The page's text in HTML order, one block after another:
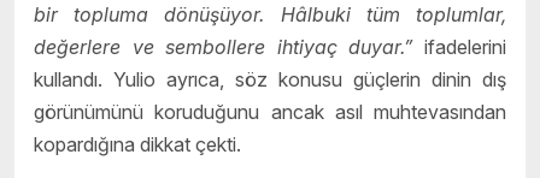
bir topluma dönüşüyor. ​​Hâlbuki tüm toplumlar,
değerlere ve sembollere ihtiyaç duyar.”ifadelerini
kullandı. Yulio ayrıca, söz konusu güçlerin dinin dış
görünümünü koruduğunu ancak asıl muhtevasından
kopardığına dikkat çekti.